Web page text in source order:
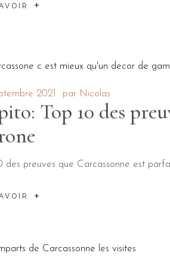
2021 par Nicolas
Top 10 des
des preuves que Carcassonne est